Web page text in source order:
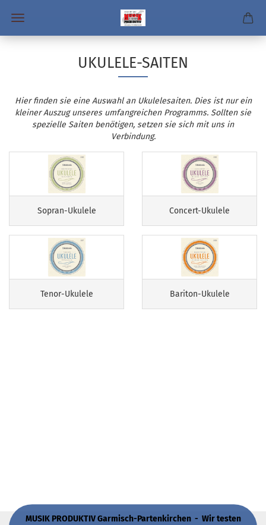
UKULELE-SAITEN
Hier finden sie eine Auswahl an Ukulelesaiten. Dies ist nur ein
kleiner Auszug unseres umfangreichen Programms. Sollten sie
spezielle Saiten benötigen, setzen sie sich mit uns in
Verbindung.
Sopran-Ukulele Concert-Ukulele
Tenor-Ukulele Bariton-Ukulele
MUSIK PRODUKTIV Garmisch-Partenkirchen - Wir testen